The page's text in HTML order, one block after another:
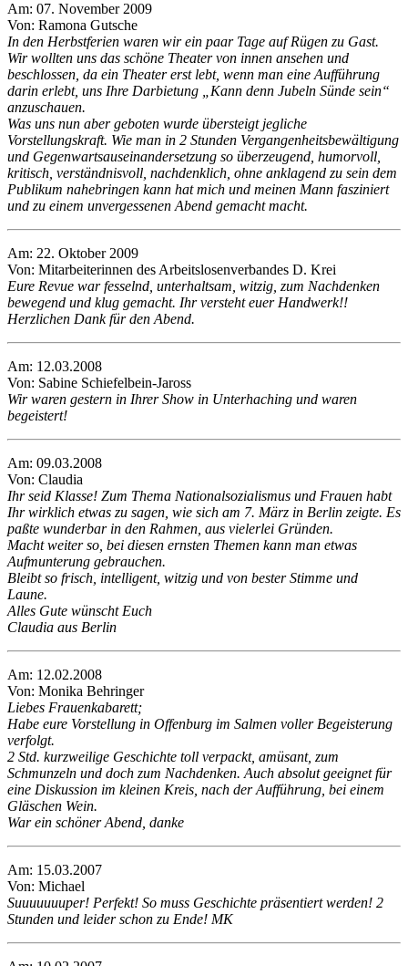
Am: 07. November 2009
Von: Ramona Gutsche
In den Herbstferien waren wir ein paar Tage auf Rügen zu Gast.
Wir wollten uns das schöne Theater von innen ansehen und
beschlossen, da ein Theater erst lebt, wenn man eine Aufführung
darin erlebt, uns Ihre Darbietung „Kann denn Jubeln Sünde sein“
anzuschauen.
Was uns nun aber geboten wurde übersteigt jegliche
Vorstellungskraft. Wie man in 2 Stunden Vergangenheitsbewältigung
und Gegenwartsauseinandersetzung so überzeugend, humorvoll,
kritisch, verständnisvoll, nachdenklich, ohne anklagend zu sein dem
Publikum nahebringen kann hat mich und meinen Mann fasziniert
und zu einem unvergessenen Abend gemacht macht.
Am: 22. Oktober 2009
Von: Mitarbeiterinnen des Arbeitslosenverbandes D. Krei
Eure Revue war fesselnd, unterhaltsam, witzig, zum Nachdenken
bewegend und klug gemacht. Ihr versteht euer Handwerk!!
Herzlichen Dank für den Abend.
Am: 12.03.2008
Von: Sabine Schiefelbein-Jaross
Wir waren gestern in Ihrer Show in Unterhaching und waren
begeistert!
Am: 09.03.2008
Von: Claudia
Ihr seid Klasse! Zum Thema Nationalsozialismus und Frauen habt
Ihr wirklich etwas zu sagen, wie sich am 7. März in Berlin zeigte. Es
paßte wunderbar in den Rahmen, aus vielerlei Gründen.
Macht weiter so, bei diesen ernsten Themen kann man etwas
Aufmunterung gebrauchen.
Bleibt so frisch, intelligent, witzig und von bester Stimme und
Laune.
Alles Gute wünscht Euch
Claudia aus Berlin
Am: 12.02.2008
Von: Monika Behringer
Liebes Frauenkabarett;
Habe eure Vorstellung in Offenburg im Salmen voller Begeisterung
verfolgt.
2 Std. kurzweilige Geschichte toll verpackt, amüsant, zum
Schmunzeln und doch zum Nachdenken. Auch absolut geeignet für
eine Diskussion im kleinen Kreis, nach der Aufführung, bei einem
Gläschen Wein.
War ein schöner Abend, danke
Am: 15.03.2007
Von: Michael
Suuuuuuuper! Perfekt! So muss Geschichte präsentiert werden! 2
Stunden und leider schon zu Ende! MK